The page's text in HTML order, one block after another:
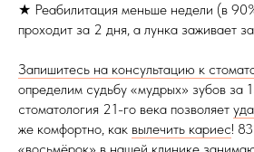
★ Реабилитация меньше недели (в
проходит за 2 дня, а лунка заживает
Запишитесь на консультацию к
определим судьбу «мудрых» зубов за
стоматология 21-го века позволяет
же комфортно, как вылечить кариес!